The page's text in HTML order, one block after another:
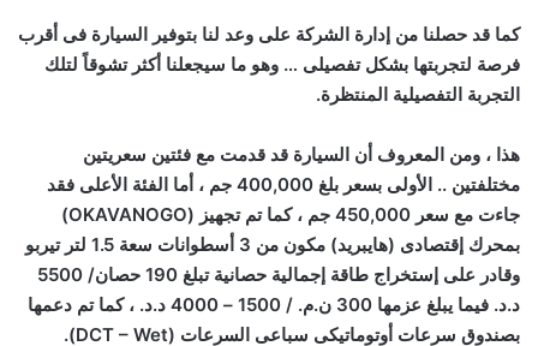
كما قد حصلنا من إدارة الشركة على وعد لنا بتوفير السيارة فى أقرب
فرصة لتجربتها بشكل تفصيلى … وهو ما سيجعلنا أكثر تشوقاً لتلك
التجربة التفصيلية المنتظرة.
هذا ، ومن المعروف أن السيارة قد قدمت مع فئتين سعريتين
مختلفتين .. الأولى بسعر بلغ 400,000 جم ، أما الفئة الأعلى فقد
جاءت مع سعر 450,000 جم ، كما تم تجهيز (
OKAVANOGO
)
بمحرك إقتصادى (هايبريد) مكون من 3 أسطوانات سعة 1.5 لتر تيربو
وقادر على إستخراج طاقة إجمالية حصانية تبلغ 190 حصان/ 5500
د.د. فيما يبلغ عزمها 300 ن.م. / 1500 – 4000 د.د. ، كما تم دعمها
بصندوق سرعات أوتوماتيكى سباعى السرعات (DCT – Wet
).